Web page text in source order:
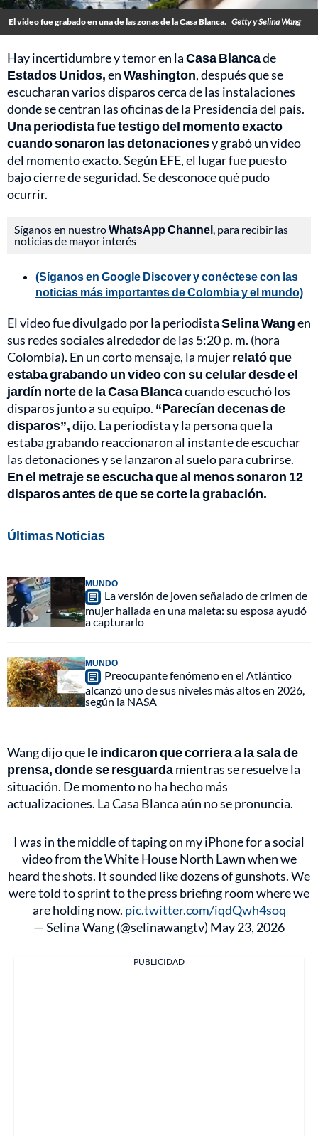
El video fue grabado en una de las zonas de la Casa Blanca. Getty y Selina Wang
Hay incertidumbre y temor en laCasa Blancade
Estados Unidos,enWashington, después que se
escucharan varios disparos cerca de las instalaciones
donde se centran las oficinas de la Presidencia del país.
Una periodista fue testigo del momento exacto
cuando sonaron las detonacionesy grabó un video
del momento exacto. Según EFE, el lugar fue puesto
bajo cierre de seguridad. Se desconoce qué pudo
ocurrir.
Síganos en nuestroWhatsApp Channel, para recibir las
noticias de mayor interés
(Síganos en Google Discover y conéctese con las
noticias más importantes de Colombia y el mundo)
El video fue divulgado por la periodistaSelina Wangen
sus redes sociales alrededor de las 5:20 p. m. (hora
Colombia). En un corto mensaje, la mujerrelató que
estaba grabando un video con su celular desde el
jardín norte de la Casa Blancacuando escuchó los
disparos junto a su equipo. “Parecían decenas de
disparos”,dijo. La periodista y la persona que la
estaba grabando reaccionaron al instante de escuchar
las detonaciones y se lanzaron al suelo para cubrirse.
En el metraje se escucha que al menos sonaron 12
disparos antes de que se corte la grabación.
Últimas Noticias
MUNDO
La versión de joven señalado de crimen de
mujer hallada en una maleta: su esposa ayudó
a capturarlo
MUNDO
Preocupante fenómeno en el Atlántico
alcanzó uno de sus niveles más altos en 2026,
según la NASA
Wang dijo quele indicaron que corriera a la sala de
prensa, donde se resguardamientras se resuelve la
situación. De momento no ha hecho más
actualizaciones. La Casa Blanca aún no se pronuncia.
I was in the middle of taping on my iPhone for a social
video from the White House North Lawn when we
heard the shots. It sounded like dozens of gunshots. We
were told to sprint to the press briefing room where we
are holding now. pic.twitter.com/iqdQwh4soq
— Selina Wang (@selinawangtv) May 23, 2026
PUBLICIDAD